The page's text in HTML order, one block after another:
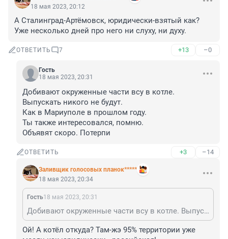
18 мая 2023, 20:12
А Сталинград-Артёмовск, юридически-взятый как?
Уже несколько дней про него ни слуху, ни духу.
ОТВЕТИТЬ 7 +13 –0
Гость
18 мая 2023, 20:31
Добивают окруженные части всу в котле.
Выпускать никого не будут.
Как в Мариуполе в прошлом году.
Ты также интересовался, помню.
Объявят скоро. Потерпи
ОТВЕТИТЬ +3 –14
Заливщик голосовых планок*****
18 мая 2023, 20:34
Гость18 мая 2023, 20:31
Добивают окруженные части всу в котле. Выпускать никого не будут. Как в Мариуполе в прошлом году. Ты также интересовался, помню. Объявят скоро. Потерпи
Ой! А котёл откуда? Там-жэ 95% территории уже